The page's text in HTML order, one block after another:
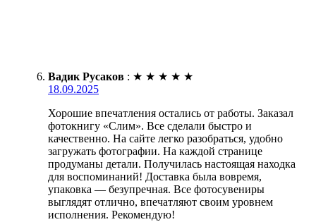
Вадик Русаков : ★ ★ ★ ★ ★
18.09.2025
Хорошие впечатления остались от работы. Заказал
фотокнигу «Слим». Все сделали быстро и
качественно. На сайте легко разобраться, удобно
загружать фотографии. На каждой странице
продуманы детали. Получилась настоящая находка
для воспоминаний! Доставка была вовремя,
упаковка — безупречная. Все фотосувениры
выглядят отлично, впечатляют своим уровнем
исполнения. Рекомендую!